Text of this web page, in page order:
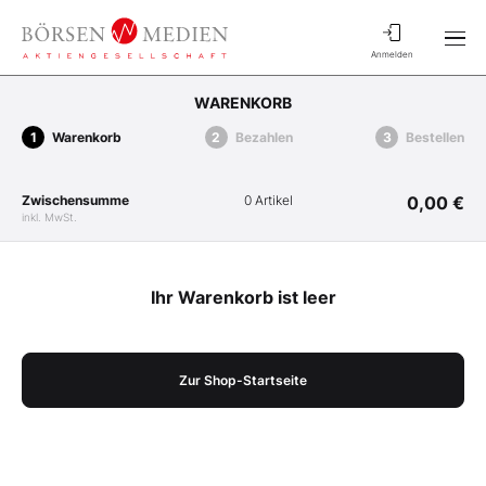
Anmelden
WARENKORB
Warenkorb Bezahlen Bestellen
Zwischensumme
inkl. MwSt.
0 Artikel 0,00 €
Ihr Warenkorb ist leer
Zur Shop-Startseite